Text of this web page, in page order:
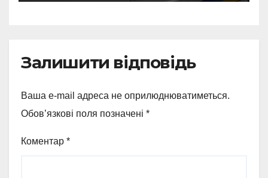
Залишити відповідь
Ваша e-mail адреса не оприлюднюватиметься.
Обов’язкові поля позначені *
Коментар *